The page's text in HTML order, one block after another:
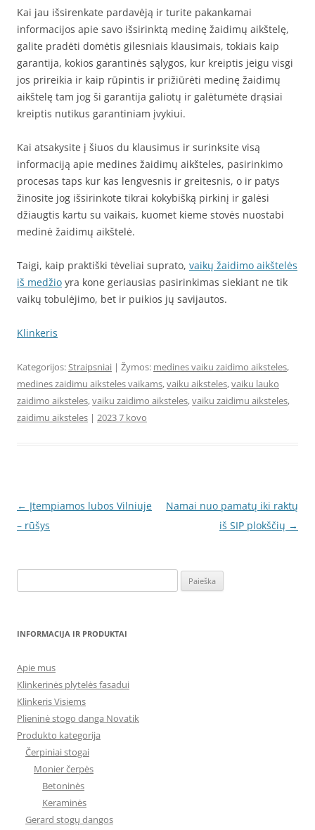
Kai jau išsirenkate pardavėją ir turite pakankamai
informacijos apie savo išsirinktą medinę žaidimų aikštelę,
galite pradėti domėtis gilesniais klausimais, tokiais kaip
garantija, kokios garantinės sąlygos, kur kreiptis jeigu visgi
jos prireikia ir kaip rūpintis ir prižiūrėti medinę žaidimų
aikštelę tam jog ši garantija galiotų ir galėtumėte drąsiai
kreiptis nutikus garantiniam įvykiui.
Kai atsakysite į šiuos du klausimus ir surinksite visą
informaciją apie medines žaidimų aikšteles, pasirinkimo
procesas taps kur kas lengvesnis ir greitesnis, o ir patys
žinosite jog išsirinkote tikrai kokybišką pirkinį ir galėsi
džiaugtis kartu su vaikais, kuomet kieme stovės nuostabi
medinė žaidimų aikštelė.
Taigi, kaip praktiški tėveliai suprato, vaikų žaidimo aikštelės
iš medžio yra kone geriausias pasirinkimas siekiant ne tik
vaikų tobulėjimo, bet ir puikios jų savijautos.
Klinkeris
Kategorijos:Straipsniai | Žymos: medines vaiku zaidimo aiksteles,
medines zaidimu aiksteles vaikams,vaiku aiksteles,vaiku lauko
zaidimo aiksteles,vaiku zaidimo aiksteles,vaiku zaidimu aiksteles,
zaidimu aiksteles | 2023 7 kovo
Įrašo
navigacija
← Įtempiamos lubos Vilniuje
– rūšys
Namai nuo pamatų iki raktų
iš SIP plokščių →
INFORMACIJA IR PRODUKTAI
Apie mus
Klinkerinės plytelės fasadui
Klinkeris Visiems
Plieninė stogo danga Novatik
Produkto kategorija
Čerpiniai stogai
Monier čerpės
Betoninės
Keraminės
Gerard stogų dangos